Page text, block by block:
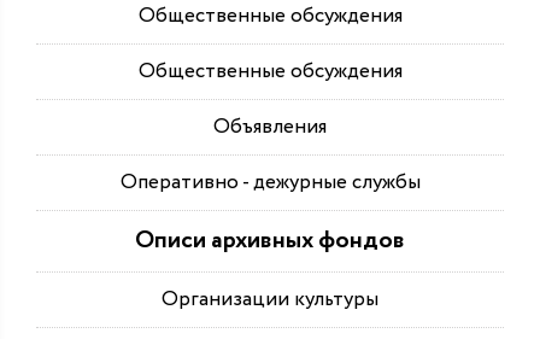
Общественные обсуждения
Общественные обсуждения
Объявления
Оперативно - дежурные службы
Описи архивных фондов
Организации культуры